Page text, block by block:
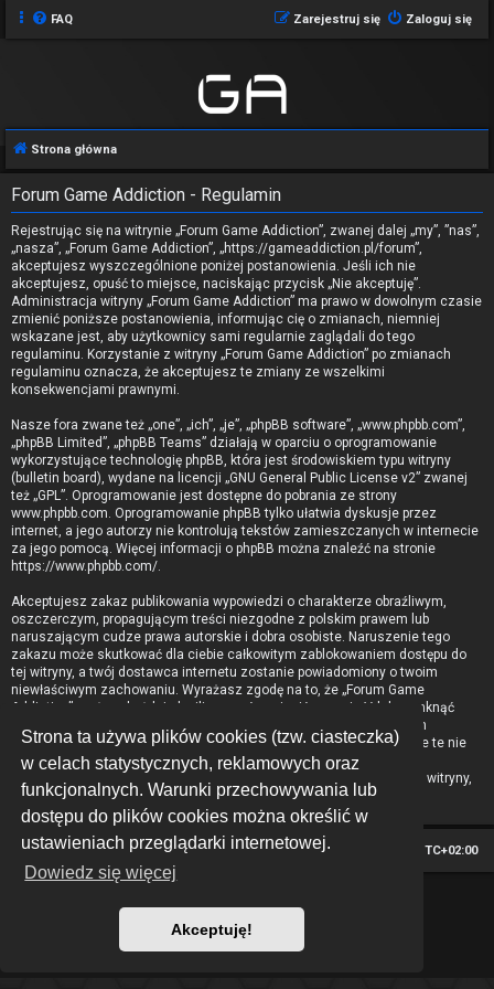
Strona ta używa plików cookies (tzw. ciasteczka)
w celach statystycznych, reklamowych oraz
funkcjonalnych. Warunki przechowywania lub
dostępu do plików cookies można określić w
ustawieniach przeglądarki internetowej.
Dowiedz się więcej
Akceptuję!
FAQ Zaloguj się
Zarejestruj się
Strona główna
Forum Game Addiction - Regulamin
Rejestrując się na witrynie „Forum Game Addiction”, zwanej dalej „my”, ”nas”,
„nasza”, „Forum Game Addiction”, „https://gameaddiction.pl/forum”,
akceptujesz wyszczególnione poniżej postanowienia. Jeśli ich nie
akceptujesz, opuść to miejsce, naciskając przycisk „Nie akceptuję”.
Administracja witryny „Forum Game Addiction” ma prawo w dowolnym czasie
zmienić poniższe postanowienia, informując cię o zmianach, niemniej
wskazane jest, aby użytkownicy sami regularnie zaglądali do tego
regulaminu. Korzystanie z witryny „Forum Game Addiction” po zmianach
regulaminu oznacza, że akceptujesz te zmiany ze wszelkimi
konsekwencjami prawnymi.
Nasze fora zwane też „one”, „ich”, „je”, „phpBB software”, „www.phpbb.com”,
„phpBB Limited”, „phpBB Teams” działają w oparciu o oprogramowanie
wykorzystujące technologię phpBB, która jest środowiskiem typu witryny
(bulletin board), wydane na licencji „GNU General Public License v2” zwanej
też „GPL”. Oprogramowanie jest dostępne do pobrania ze strony
www.phpbb.com. Oprogramowanie phpBB tylko ułatwia dyskusje przez
internet, a jego autorzy nie kontrolują tekstów zamieszczanych w internecie
za jego pomocą. Więcej informacji o phpBB można znaleźć na stronie
https://www.phpbb.com/.
Akceptujesz zakaz publikowania wypowiedzi o charakterze obraźliwym,
oszczerczym, propagującym treści niezgodne z polskim prawem lub
naruszającym cudze prawa autorskie i dobra osobiste. Naruszenie tego
zakazu może skutkować dla ciebie całkowitym zablokowaniem dostępu do
tej witryny, a twój dostawca internetu zostanie powiadomiony o twoim
niewłaściwym zachowaniu. Wyrażasz zgodę na to, że „Forum Game
Addiction” może w każdej chwili usunąć, zmienić, przenieść lub zamknąć
każdy twój temat, post. Wyrażasz zgodę na zapisywanie wszystkich
podanych przez ciebie informacji w naszej bazie danych. Informacje te nie
będą przekazywane nikomu bez twojej zgody, ale ani „Forum Game
Addiction”, ani phpBB nie ponosi odpowiedzialności za włamania do witryny,
podczas których może dojść do kradzieży danych.
Strona główna Strefa czasowa UTC+02:00
Polski pakiet językowy dostarcza